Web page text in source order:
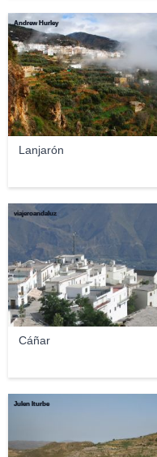
Lanjarón
Andrew Hurley
Cáñar
viajeroandaluz
Julen Iturbe